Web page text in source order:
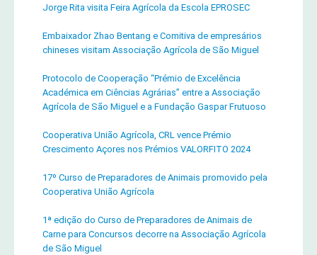
Jorge Rita visita Feira Agrícola da Escola EPROSEC
Embaixador Zhao Bentang e Comitiva de empresários
chineses visitam Associação Agrícola de São Miguel
Protocolo de Cooperação “Prémio de Excelência
Académica em Ciências Agrárias” entre a Associação
Agrícola de São Miguel e a Fundação Gaspar Frutuoso
Cooperativa União Agrícola, CRL vence Prémio
Crescimento Açores nos Prémios VALORFITO 2024
17º Curso de Preparadores de Animais promovido pela
Cooperativa União Agrícola
1ª edição do Curso de Preparadores de Animais de
Carne para Concursos decorre na Associação Agrícola
de São Miguel